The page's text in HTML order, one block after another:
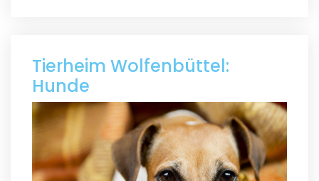
Tierheim Wolfenbüttel:
Hunde